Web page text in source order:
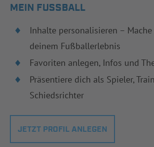
MEIN FUSSBALL
Inhalte personalisieren –
deinem Fußballerlebnis
Favoriten anlegen, Infos und
Präsentiere dich als Spieler,
Schiedsrichter
JETZT PROFIL ANLEGEN